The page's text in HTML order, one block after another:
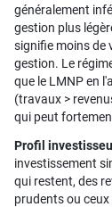
généralement
gestion plus
signifie moins de
gestion. Le
que le LMNP en
(travaux >
qui peut
Profil
investissement
qui restent, des
prudents ou